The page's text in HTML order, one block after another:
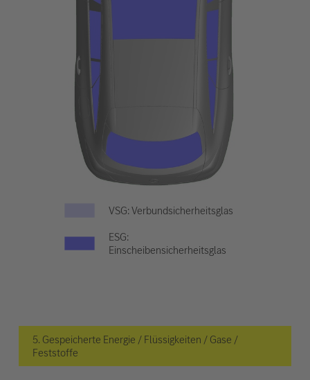
VSG: Verbundsicherheitsglas
ESG:
Einscheibensicherheitsglas
5. Gespeicherte Energie / Flüssigkeiten / Gase /
Feststoffe